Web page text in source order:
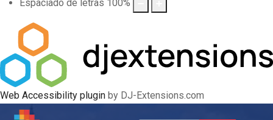
Espaciado de letras 100%
Web Accessibility plugin by DJ-Extensions.com